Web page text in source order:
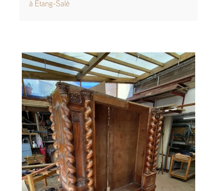
à Étang-Salé